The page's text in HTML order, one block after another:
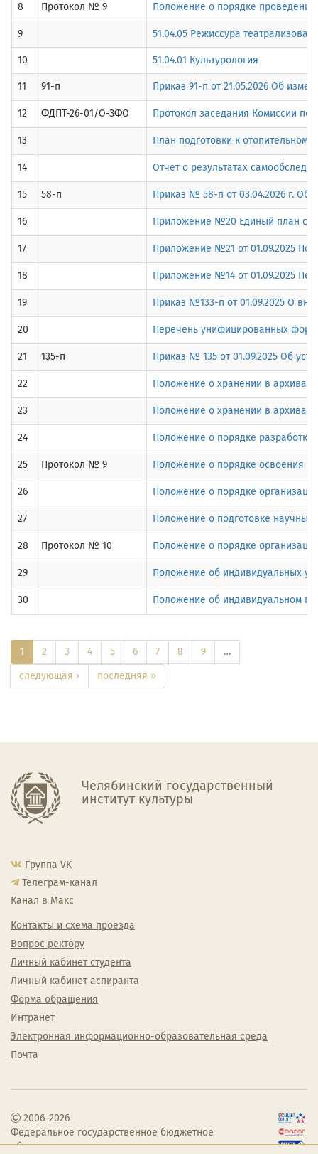
8 Протокол № 9 Положение о порядке
9 51.04.05 Режиссура
10 51.04.01 Культурология
11 91-п Приказ 91-п от 21.05.2026 Об
12 ФДПТ-26-01/О-ЗФО Протокол заседания Комиссии по
13 План подготовки к отопительному
14 Отчет о результатах
15 58-п Приказ № 58-п от 03.04.2026 г. Об
16 Приложение №20 Единый план
17 Приложение №21 от 01.09.2025
18 Приложение №14 от 01.09.2025
19 Приказ №133-п от 01.09.2025 О
20 Перечень унифицированных форм
21 135-п Приказ № 135 от 01.09.2025 Об
22 Положение о хранении в архивах
23 Положение о хранении в
24 Положение о порядке
25 Протокол № 9 Положение о порядке освоения
26 Положение о порядке
27 Положение о подготовке научных
28 Протокол № 10 Положение о порядке
29 Положение об индивидуальных
30 Положение об индивидуальном
1 2 3 4 5 6 7 8 9
…
следующая ›
последняя »
Челябинский государственный
институт культуры
Группа VK
Телеграм-канал
Канал в Макс
Контакты и схема проезда
Вопрос ректору
Личный кабинет студента
Личный кабинет аспиранта
Форма обращения
Интранет
Электронная информационно-образовательная среда
Почта
2006–2026
Федеральное государственное бюджетное
образовательное учреждение высшего